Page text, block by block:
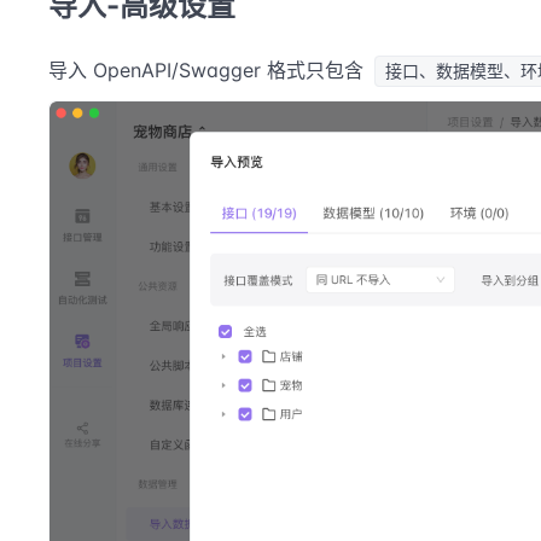
导入 OpenAPI/Swagger 格式只包含 接口、数据模型、环